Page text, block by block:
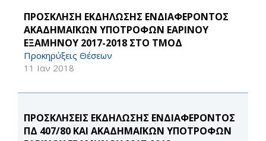
ΠΡΟΣΚΛΗΣΗ ΕΚΔΗΛΩΣΗΣ ΕΝΔΙΑΦΕΡΟΝΤΟΣ
ΑΚΑΔΗΜΑΪΚΩΝ ΥΠΟΤΡΟΦΩΝ ΕΑΡΙΝΟΥ
ΕΞΑΜΗΝΟΥ 2017-2018 ΣΤΟ ΤΜΟΔ
Προκηρύξεις Θέσεων
11 Ιαν 2018
ΠΡΟΣΚΛΗΣΕΙΣ ΕΚΔΗΛΩΣΗΣ ΕΝΔΙΑΦΕΡΟΝΤΟΣ
ΠΔ 407/80 ΚΑΙ ΑΚΑΔΗΜΑΪΚΩΝ ΥΠΟΤΡΟΦΩΝ